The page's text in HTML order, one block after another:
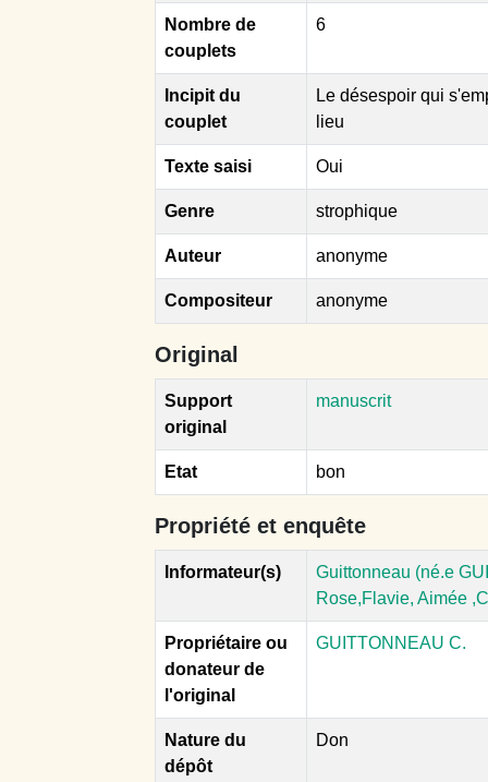
Nombre de
couplets
6
Incipit du
couplet
Le désespoir qui
lieu
Texte saisi Oui
Genre strophique
Auteur anonyme
Compositeur anonyme
Original
Support
original
manuscrit
Etat bon
Propriété et enquête
Informateur(s)
Guittonneau (né.e
Rose,Flavie, Aimée
Propriétaire ou
donateur de
l'original
GUITTONNEAU C.
Nature du
dépôt
Don